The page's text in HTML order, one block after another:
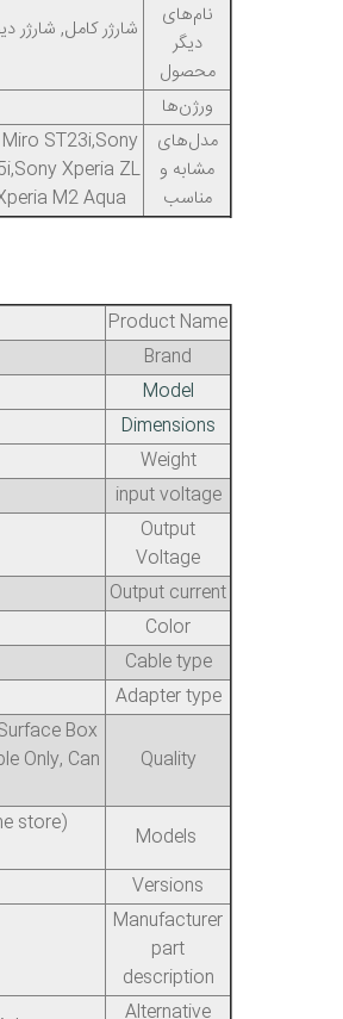
نام‌های
دیگر
محصول
شارژر کامل, شارژر
ورژن‌ها
مدل‌های
مشابه و
مناسب
ST23i,Sony
Xperia ZL
M2 Aqua
Product Name
Brand
Model
Dimensions
Weight
input voltage
Output
Voltage
Output current
Color
Cable type
Adapter type
Quality
Box
Only, Can
store)
Versions
Manufacturer
part
description